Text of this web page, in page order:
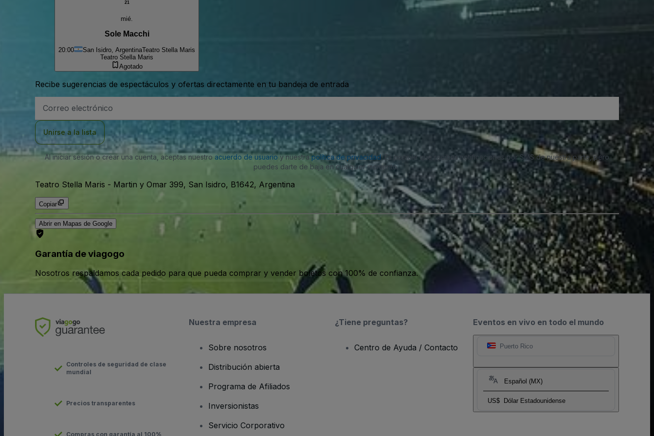
21
mié.
Sole Macchi
20:00 San Isidro, ArgentinaTeatro Stella Maris
Teatro Stella Maris
Agotado
Recibe sugerencias de espectáculos y ofertas directamente en tu bandeja de entrada
de
Unirse a la lista
Al iniciar sesión o crear una cuenta, aceptas nuestro acuerdo de usuarioy nuestrapolítica de privacidad. Es posible que recibas notificaciones por SMS de nuestra parte, pero
puedes darte de baja en cualquier momento.
Teatro Stella Maris - Martin y Omar 399, San Isidro, B1642, Argentina
Copiar
Abrir en Mapas de Google
Garantía de viagogo
Nosotros respaldamos cada pedido para que pueda comprar y vender boletos con 100% de confianza.
Eventos en vivo en todo el mundo
Puerto Rico
Español (MX)
US$ Dólar Estadounidense
Controles de seguridad de clase
mundial
Precios transparentes
Compras con garantía al 100%
Nuestra empresa
Sobre nosotros
Distribución abierta
Programa de Afiliados
Inversionistas
Servicio Corporativo
¿Tiene preguntas?
Centro de Ayuda / Contacto